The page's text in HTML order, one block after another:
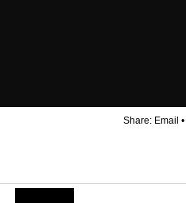
Share: Email •